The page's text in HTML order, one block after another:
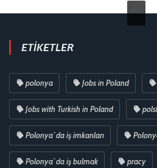
ETIKETLER
polonya Jobs in Poland
Jobs with Turkish in Poland
Polonya`da iş imkanları
Polonya`da iş bulmak pracy